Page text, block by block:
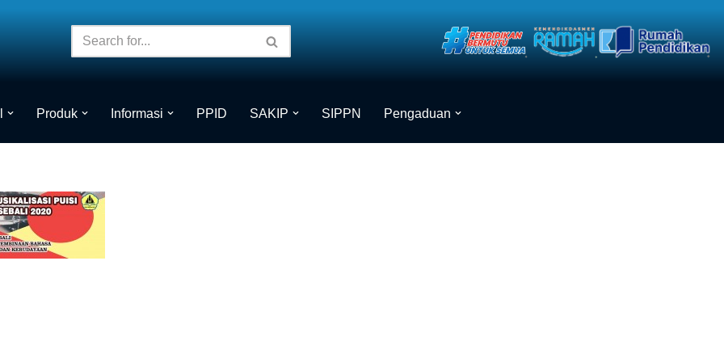
Produk Informasi PPID SAKIP SIPPN Pengaduan